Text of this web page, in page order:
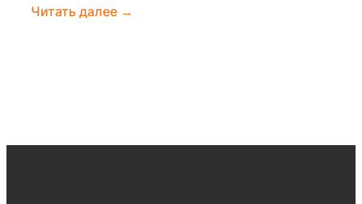
Читать далее →
мысли